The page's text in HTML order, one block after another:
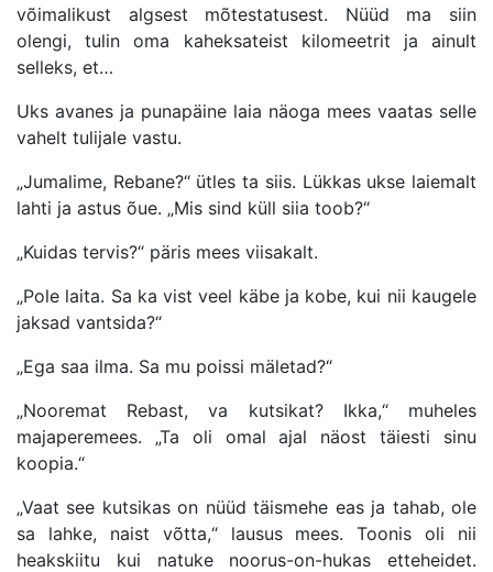
võimalikust algsest mõtestatusest. Nüüd ma siin
olengi, tulin oma kaheksateist kilomeetrit ja ainult
selleks, et…
Uks avanes ja punapäine laia näoga mees vaatas selle
vahelt tulijale vastu.
„Jumalime, Rebane?“ ütles ta siis. Lükkas ukse laiemalt
lahti ja astus õue. „Mis sind küll siia toob?“
„Kuidas tervis?“ päris mees viisakalt.
„Pole laita. Sa ka vist veel käbe ja kobe, kui nii kaugele
jaksad vantsida?“
„Ega saa ilma. Sa mu poissi mäletad?“
„Nooremat Rebast, va kutsikat? Ikka,“ muheles
majaperemees. „Ta oli omal ajal näost täiesti sinu
koopia.“
„Vaat see kutsikas on nüüd täismehe eas ja tahab, ole
sa lahke, naist võtta,“ lausus mees. Toonis oli nii
heakskiitu kui natuke noorus-on-hukas etteheidet.